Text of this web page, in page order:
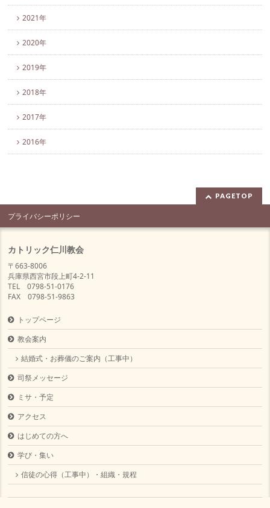
2021年
2020年
2019年
2018年
2017年
2016年
PAGETOP
プライバシーポリシー
カトリック仁川教会
〒663-8006
兵庫県西宮市段上町4-2-11
TEL 0798-51-0176
FAX 0798-51-9863
トップページ
教会案内
結婚式・お葬儀のご案内（工事中）
司祭メッセージ
ミサ・予定
アクセス
はじめての方へ
学び・集い
信徒の心得（工事中）・組織・規程